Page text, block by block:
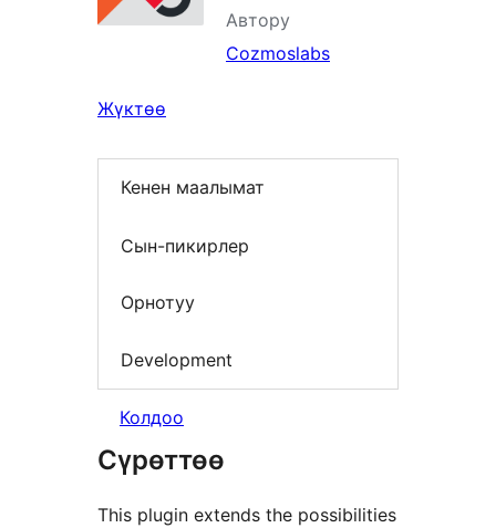
Автору
Cozmoslabs
Жүктөө
Кенен маалымат
Сын-пикирлер
Орнотуу
Development
Колдоо
Сүрөттөө
This plugin extends the possibilities